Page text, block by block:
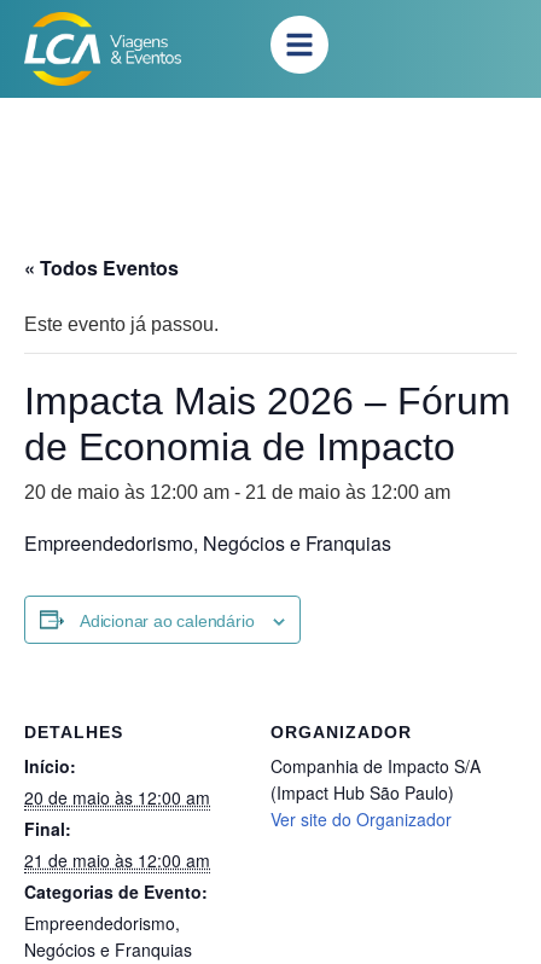
« Todos Eventos
Este evento já passou.
Impacta Mais 2026 – Fórum
de Economia de Impacto
20 de maio às 12:00 am - 21 de maio às 12:00 am
Empreendedorismo, Negócios e Franquias
Adicionar ao calendário
DETALHES
Início:
20 de maio às 12:00 am
Final:
21 de maio às 12:00 am
Categorias de Evento:
Empreendedorismo,
Negócios e Franquias
ORGANIZADOR
Companhia de Impacto S/A
(Impact Hub São Paulo)
Ver site do Organizador